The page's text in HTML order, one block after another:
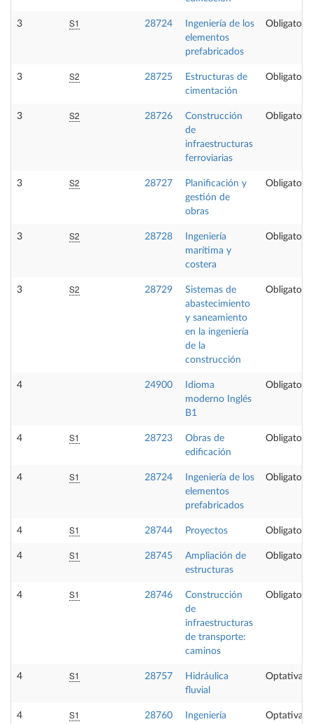
3 S1 28724
Ingeniería de los
elementos
prefabricados
Obligatoria
3 S2 28725
Estructuras de
cimentación
Obligatoria
3 S2 28726
Construcción
de
infraestructuras
ferroviarias
Obligatoria
3 S2 28727
Planificación y
gestión de
obras
Obligatoria
3 S2 28728
Ingeniería
marítima y
costera
Obligatoria
3 S2 28729
Sistemas de
abastecimiento
y saneamiento
en la ingeniería
de la
construcción
Obligatoria
4 24900
Idioma
moderno Inglés
B1
Obligatoria
4 S1 28723
Obras de
edificación
Obligatoria
4 S1 28724
Ingeniería de los
elementos
prefabricados
Obligatoria
4 S1 28744 Proyectos Obligatoria
4 S1 28745
Ampliación de
estructuras
Obligatoria
4 S1 28746
Construcción
de
infraestructuras
de transporte:
caminos
Obligatoria
4 S1 28757
Hidráulica
fluvial
Optativa
4 S1 28760
Ingeniería
Optativa